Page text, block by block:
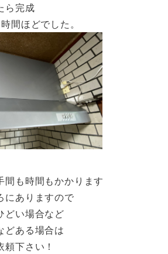
ら完成
間ほどでした。
間も時間もかかります
にありますので
どい場合など
どある場合は
下さい！